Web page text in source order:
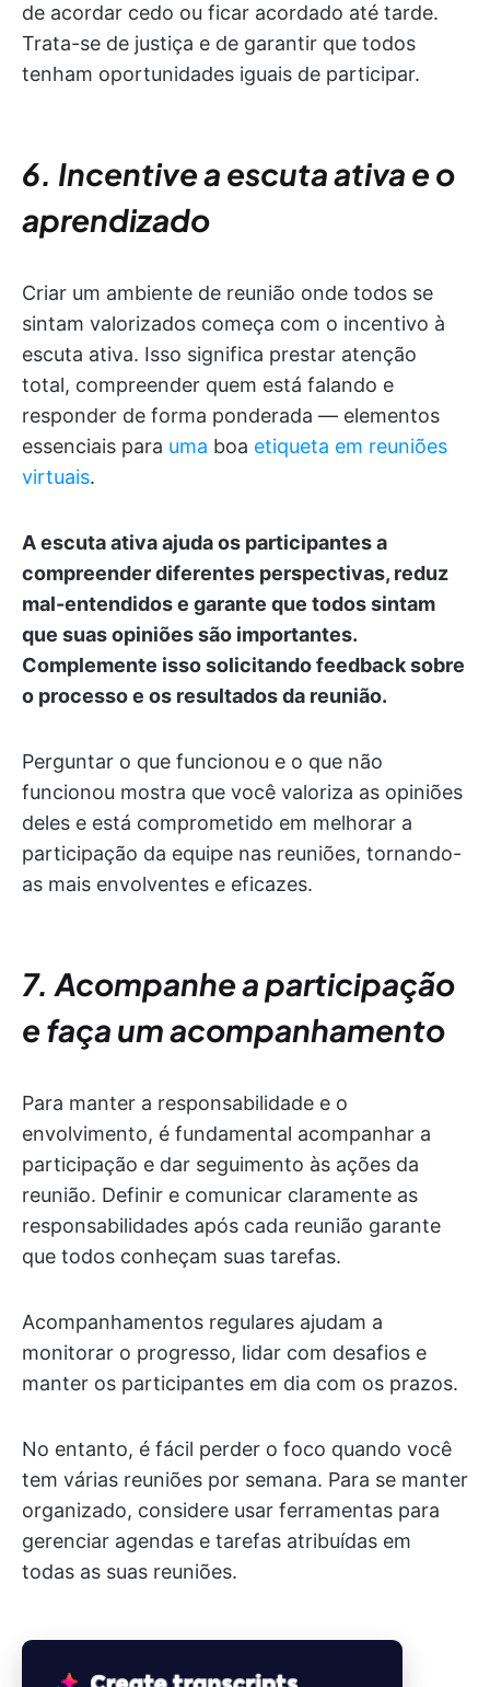
de acordar cedo ou ficar acordado até tarde.
Trata-se de justiça e de garantir que todos
tenham oportunidades iguais de participar.
6. Incentive a escuta ativa e o
aprendizado
Criar um ambiente de reunião onde todos se
sintam valorizados começa com o incentivo à
escuta ativa. Isso significa prestar atenção
total, compreender quem está falando e
responder de forma ponderada — elementos
essenciais para uma boa etiqueta em reuniões
virtuais.
A escuta ativa ajuda os participantes a
compreender diferentes perspectivas, reduz
mal-entendidos e garante que todos sintam
que suas opiniões são importantes.
Complemente isso solicitando feedback sobre
o processo e os resultados da reunião.
Perguntar o que funcionou e o que não
funcionou mostra que você valoriza as opiniões
deles e está comprometido em melhorar a
participação da equipe nas reuniões, tornando-
as mais envolventes e eficazes.
7. Acompanhe a participação
e faça um acompanhamento
Para manter a responsabilidade e o
envolvimento, é fundamental acompanhar a
participação e dar seguimento às ações da
reunião. Definir e comunicar claramente as
responsabilidades após cada reunião garante
que todos conheçam suas tarefas.
Acompanhamentos regulares ajudam a
monitorar o progresso, lidar com desafios e
manter os participantes em dia com os prazos.
No entanto, é fácil perder o foco quando você
tem várias reuniões por semana. Para se manter
organizado, considere usar ferramentas para
gerenciar agendas e tarefas atribuídas em
todas as suas reuniões.